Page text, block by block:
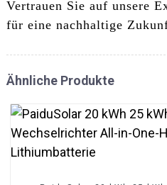
Vertrauen Sie auf unsere
für eine nachhaltige
Ähnliche Produkte